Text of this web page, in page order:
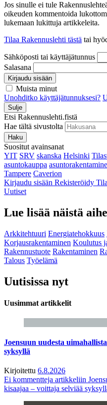
Jos sinulle ei tule
oikeuden kommentoida
lukemaan lukittuja artikkeleita.
Tilaa Rakennuslehti tästä tai
Sähköposti tai käyttäjätunnus
Salasana
Kirjaudu sisään
Muista minut
Unohditko käyttäjätunnuksesi?
Sulje
Etsi Rakennuslehti.fistä
Hae tältä sivustolta
Haku
Suositut avainsanat
YIT SRV skanska Helsinki
asuntokauppa
Tampere Caverion
Kirjaudu sisään Rekisteröidy
Uutiset
Lue lisää näistä
Arkkitehtuuri Energiatehokkuus
Korjausrakentaminen Koulutus
Rakennustuote Rakentaminen
Talous Työelämä
Uutisissa nyt
Uusimmat artikkelit
Joensuun uudesta
syksyllä
Kirjoitettu 6.8.2026
Ei kommentteja artikkeliin
kisaajaa – voittaja selviää